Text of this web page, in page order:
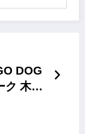
DOG
ク 木更